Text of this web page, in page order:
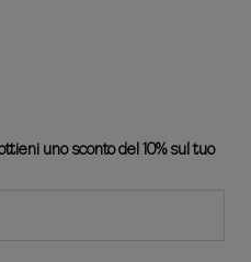
uno sconto del 10% sul tuo